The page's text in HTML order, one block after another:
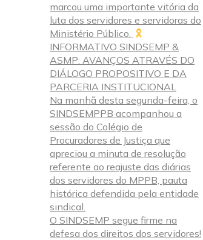
marcou uma importante vitória da
luta dos servidores e servidoras do
Ministério Público.
INFORMATIVO SINDSEMP &
ASMP: AVANÇOS ATRAVÉS DO
DIÁLOGO PROPOSITIVO E DA
PARCERIA INSTITUCIONAL
Na manhã desta segunda-feira, o
SINDSEMPPB acompanhou a
sessão do Colégio de
Procuradores de Justiça que
apreciou a minuta de resolução
referente ao reajuste das diárias
dos servidores do MPPB, pauta
histórica defendida pela entidade
sindical.
O SINDSEMP segue firme na
defesa dos direitos dos servidores!